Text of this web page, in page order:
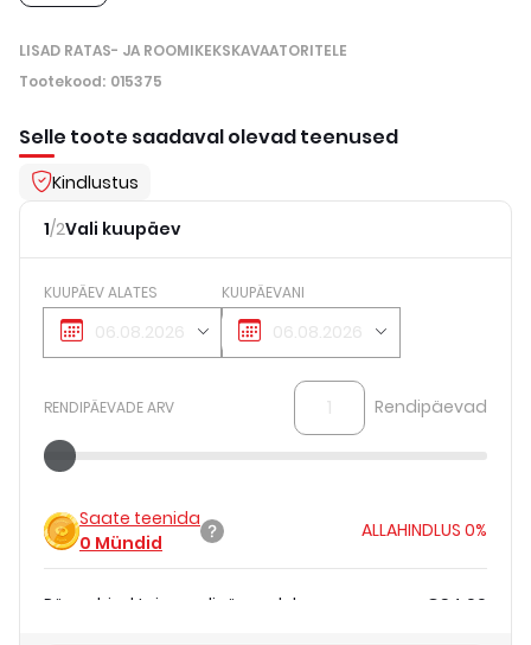
LISAD RATAS- JA ROOMIKEKSKAVAATORITELE
Tootekood: 015375
Selle toote saadaval olevad teenused
Kindlustus
1/2Vali kuupäev
KUUPÄEV ALATES KUUPÄEVANI
RENDIPÄEVADE ARV Rendipäevad
Saate teenida
0 Mündid
ALLAHINDLUS 0%
Päevahind teie rendipäevadele €94.00